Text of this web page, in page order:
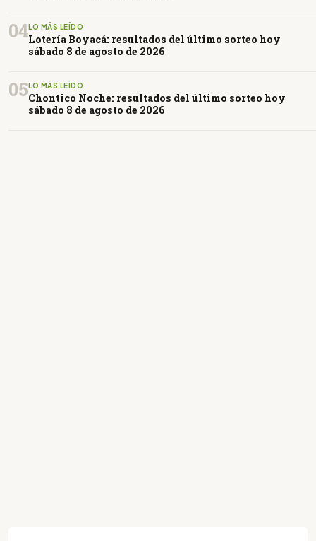
04LO MÁS LEÍDO
Lotería Boyacá: resultados del último sorteo hoy
sábado 8 de agosto de 2026
05LO MÁS LEÍDO
Chontico Noche: resultados del último sorteo hoy
sábado 8 de agosto de 2026